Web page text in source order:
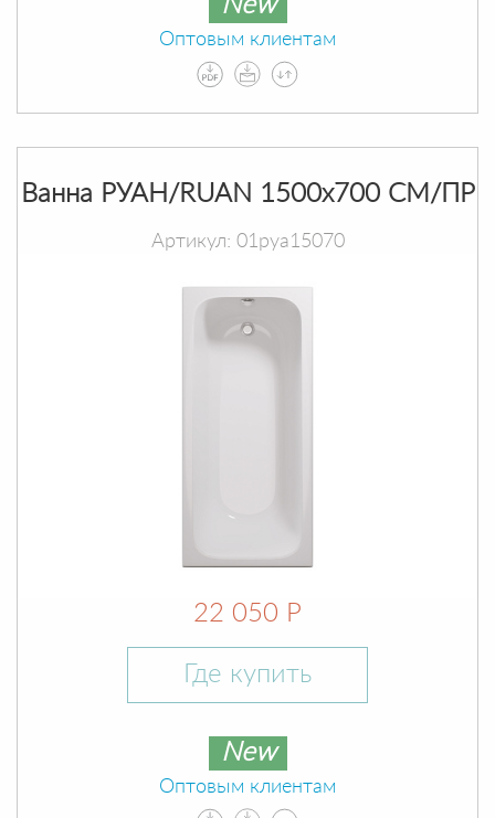
New
Оптовым клиентам
Ванна РУАН/RUAN 1500х700 СМ/ПР
Артикул: 01руа15070
22 050 Р
Где купить
New
Оптовым клиентам